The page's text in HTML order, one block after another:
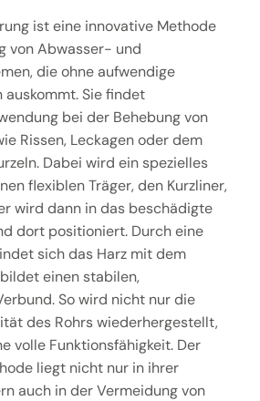
ist eine innovative Methode
von Abwasser- und
die ohne aufwendige
Sie findet
bei der Behebung von
Rissen, Leckagen oder dem
Dabei wird ein spezielles
flexiblen Träger, den Kurzliner,
wird dann in das beschädigte
dort positioniert. Durch eine
sich das Harz mit dem
einen stabilen,
So wird nicht nur die
des Rohrs wiederhergestellt,
volle Funktionsfähigkeit. Der
liegt nicht nur in ihrer
auch in der Vermeidung von